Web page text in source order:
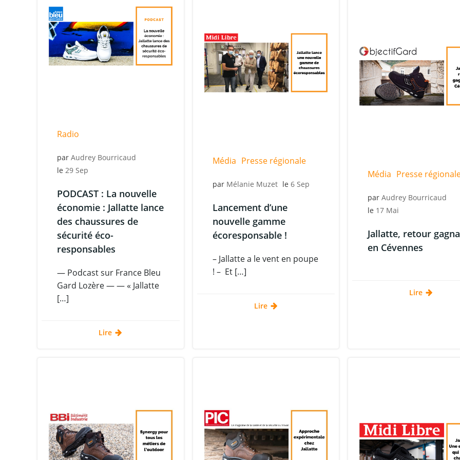
Radio
par Audrey Bourricaud
le 29 Sep
PODCAST : La nouvelle
économie : Jallatte lance
des chaussures de
sécurité éco-
responsables
— Podcast sur France Bleu
Gard Lozère — — « Jallatte
[…]
Lire
Média Presse régionale
par Mélanie Muzet le 6 Sep
Lancement d’une
nouvelle gamme
écoresponsable !
– Jallatte a le vent en poupe
! – Et […]
Lire
Média Presse
par Audrey Bourricaud
le 17 Mai
Jallatte, retour
en Cévennes
Lire